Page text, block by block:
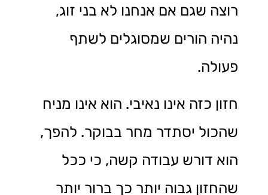
רוצה שגם אם אנחנו לא בני זוג,
נהיה הורים שמסוגלים לשתף
פעולה.
חזון כזה אינו נאיבי. הוא אינו מניח
שהכול יסתדר מחר בבוקר. להפך,
הוא דורש עבודה קשה, כי ככל
שהחזון גבוה יותר כך ברור יותר